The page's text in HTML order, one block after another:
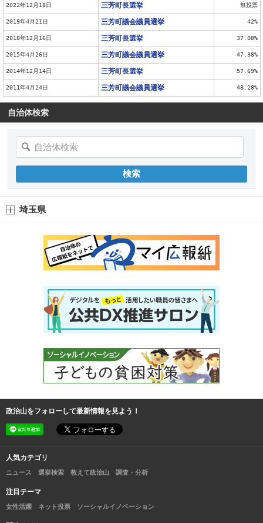
2022年12月18日 三芳町長選挙 無投票
2019年4月21日 三芳町議会議員選挙 42%
2018年12月16日 三芳町長選挙 37.08%
2015年4月26日 三芳町議会議員選挙 47.38%
2014年12月14日 三芳町長選挙 57.69%
2011年4月24日 三芳町議会議員選挙 48.28%
自治体検索
埼玉県
政治山をフォローして最新情報を見よう！
人気カテゴリ
ニュース 選挙検索 教えて政治山 調査・分析
注目テーマ
女性活躍 ネット投票 ソーシャルイノベーション